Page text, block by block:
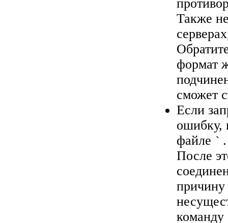
Также
формат
сможет
Если
ошибку,
файле
После
команду